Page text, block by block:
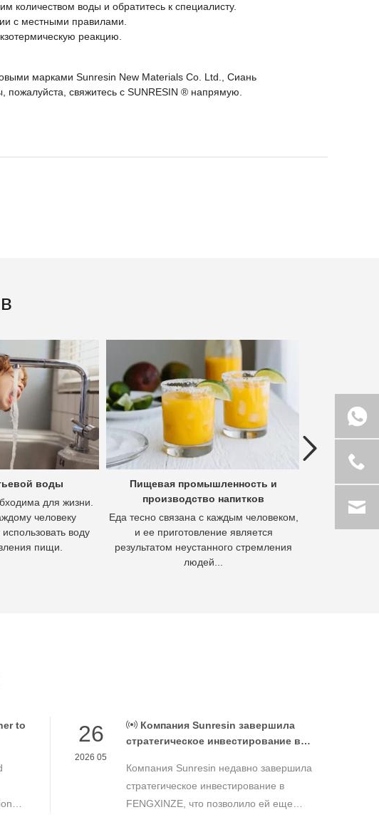
количеством воды и обратитесь к специалисту.
с местными правилами.
реакцию.
марками Sunresin New Materials Co. Ltd., Сиань
свяжитесь с SUNRESIN ® напрямую.
воды
для жизни.
человеку
воду
пищи.
Пищевая промышленность и
производство напитков
Еда тесно связана с каждым человеком,
и ее приготовление является
результатом неустанного стремления
людей...
извлечения
Previous
to
26
2026 05
Компания Sunresin завершила
стратегическое инвестирование в
расширения бизнеса в области
промышленной хроматографии.
Компания Sunresin недавно завершила
стратегическое инвестирование в
FENGXINZE, что позволило ей еще